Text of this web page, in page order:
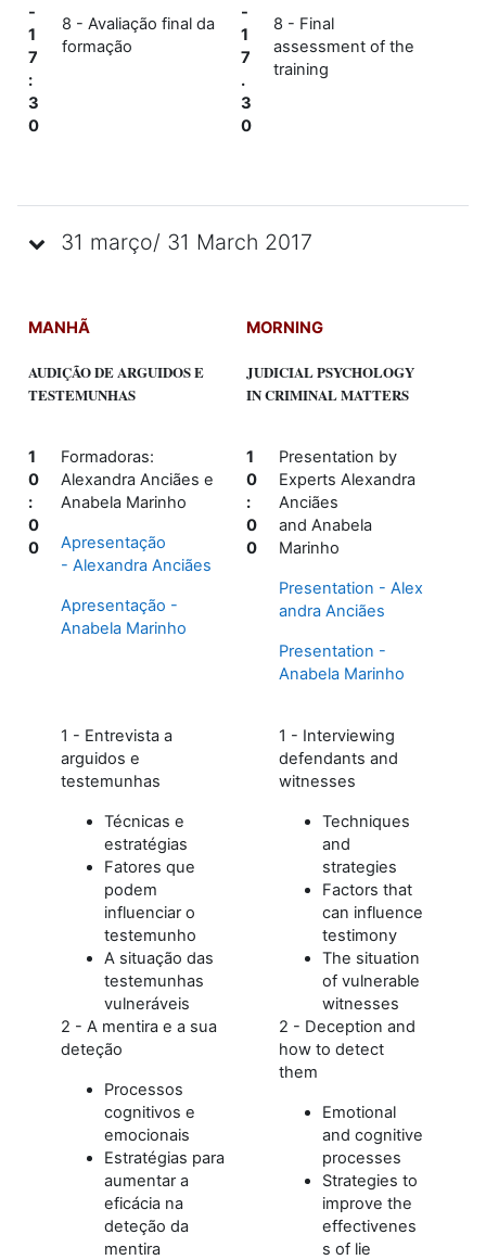
-
1
7
:
3
0
8 - Avaliação final da
formação
-
1
7
.
3
0
8 - Final
assessment of the
training
31 março/ 31 March 2017
MANHÃ MORNING
AUDIÇÃO DE ARGUIDOS E
TESTEMUNHAS
JUDICIAL PSYCHOLOGY
IN CRIMINAL MATTERS
1
0
:
0
0
Formadoras:
Alexandra Anciães e
Anabela Marinho
Apresentação
- Alexandra Anciães
Apresentação -
Anabela Marinho
1
0
:
0
0
Presentation by
Experts Alexandra
Anciães
and Anabela
Marinho
Presentation - Alex
andra Anciães
Presentation -
Anabela Marinho
1 - Entrevista a
arguidos e
testemunhas
Técnicas e
estratégias
Fatores que
podem
influenciar o
testemunho
A situação das
testemunhas
vulneráveis
2 - A mentira e a sua
deteção
Processos
cognitivos e
emocionais
Estratégias para
aumentar a
eficácia na
deteção da
mentira
1 - Interviewing
defendants and
witnesses
Techniques
and
strategies
Factors that
can influence
testimony
The situation
of vulnerable
witnesses
2 - Deception and
how to detect
them
Emotional
and cognitive
processes
Strategies to
improve the
effectivenes
s of lie